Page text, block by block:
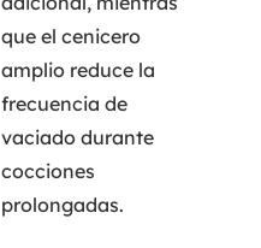
que el cenicero
amplio reduce la
frecuencia de
vaciado durante
cocciones
prolongadas.